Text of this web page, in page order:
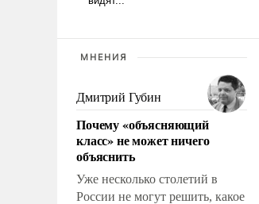
МНЕНИЯ
Дмитрий Губин
Почему «объясняющий
класс» не может ничего
объяснить
Уже несколько столетий в
России не могут решить, какое